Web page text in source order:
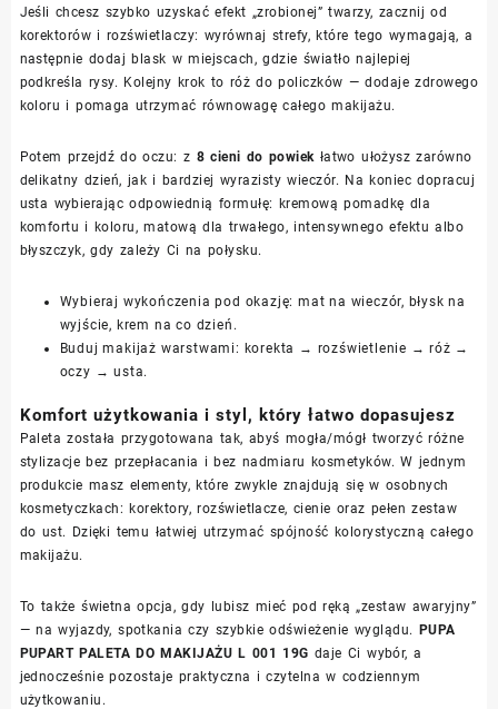
Jeśli chcesz szybko uzyskać efekt „zrobionej” twarzy, zacznij od
korektorów i rozświetlaczy: wyrównaj strefy, które tego wymagają, a
następnie dodaj blask w miejscach, gdzie światło najlepiej
podkreśla rysy. Kolejny krok to róż do policzków — dodaje zdrowego
koloru i pomaga utrzymać równowagę całego makijażu.
Potem przejdź do oczu: z 8 cieni do powiek łatwo ułożysz zarówno
delikatny dzień, jak i bardziej wyrazisty wieczór. Na koniec dopracuj
usta wybierając odpowiednią formułę: kremową pomadkę dla
komfortu i koloru, matową dla trwałego, intensywnego efektu albo
błyszczyk, gdy zależy Ci na połysku.
Wybieraj wykończenia pod okazję: mat na wieczór, błysk na
wyjście, krem na co dzień.
Buduj makijaż warstwami: korekta → rozświetlenie → róż →
oczy → usta.
Komfort użytkowania i styl, który łatwo dopasujesz
Paleta została przygotowana tak, abyś mogła/mógł tworzyć różne
stylizacje bez przepłacania i bez nadmiaru kosmetyków. W jednym
produkcie masz elementy, które zwykle znajdują się w osobnych
kosmetyczkach: korektory, rozświetlacze, cienie oraz pełen zestaw
do ust. Dzięki temu łatwiej utrzymać spójność kolorystyczną całego
makijażu.
To także świetna opcja, gdy lubisz mieć pod ręką „zestaw awaryjny”
— na wyjazdy, spotkania czy szybkie odświeżenie wyglądu. PUPA
PUPART PALETA DO MAKIJAŻU L 001 19G daje Ci wybór, a
jednocześnie pozostaje praktyczna i czytelna w codziennym
użytkowaniu.